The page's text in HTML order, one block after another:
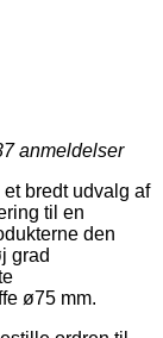
anmeldelser
bredt udvalg af
til en
den
grad
ø75 mm.